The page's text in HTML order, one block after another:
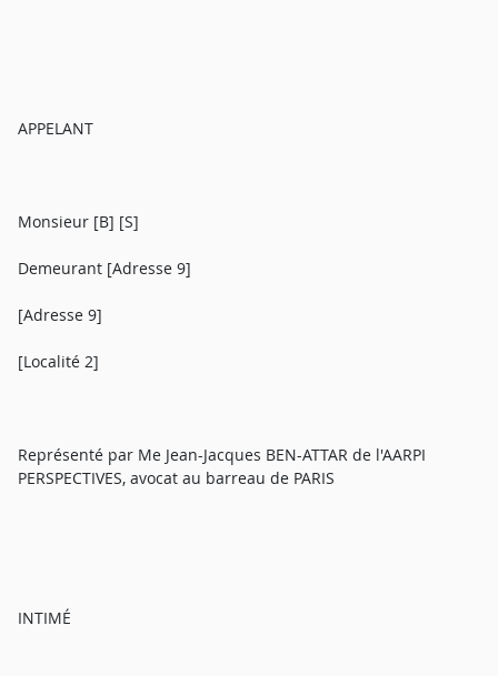
APPELANT
Monsieur [B] [S]
Demeurant [Adresse 9]
[Adresse 9]
[Localité 2]
Représenté par Me Jean-Jacques BEN-ATTAR de l'AARPI
PERSPECTIVES, avocat au barreau de PARIS
INTIMÉ